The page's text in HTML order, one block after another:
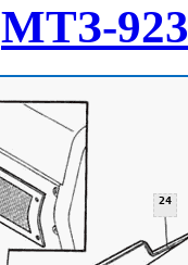
МТЗ-923
24